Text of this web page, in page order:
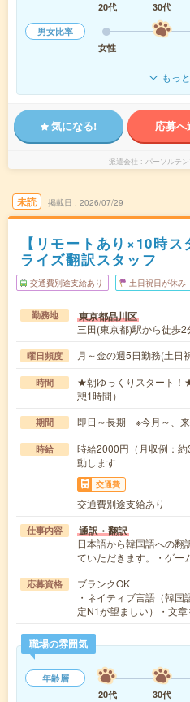
20代
30代
男女比率
女性
もっ
気になる! 応募へ
派遣会社 パーソルテ
未読 掲載日 2026/07/29
【リモートあり×10時
ライズ翻訳スタッフ
交通費別途支給あり 土日祝日が休み
勤務地 東京都品川区
三田(東京都)駅から徒歩
曜日頻度 月～金の週5日勤務(土日
時間
★朝ゆっくりスタート！
憩1時間）
期間 即日～長期 ※今月～、来
時給
時給2000円（月収例：
動します
交通費
交通費別途支給あり
仕事内容 通訳・翻訳
日本語から韓国語への翻
ていただきます。・ゲ
応募資格
ブランクOK
・ネイティブ言語（韓
定N1が望ましい）・文
職場の雰囲気
年齢層
20代
30代